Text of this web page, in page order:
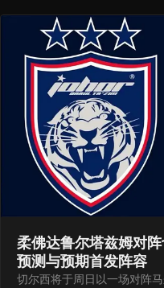
柔佛达鲁尔塔兹姆对
预测与预期首发阵容
切尔西将于周日以一场对阵